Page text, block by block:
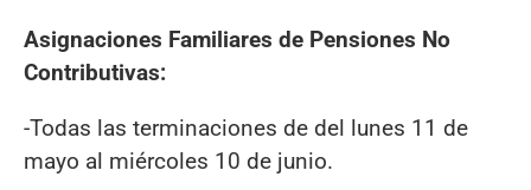
Asignaciones Familiares de Pensiones No
Contributivas:
-Todas las terminaciones de del lunes 11 de
mayo al miércoles 10 de junio.